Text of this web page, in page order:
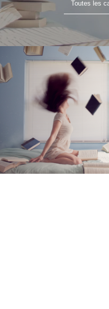
Toutes les
Projet 03
Lire la vidéo